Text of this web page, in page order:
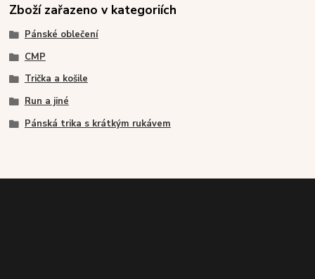
Zboží zařazeno v kategoriích
Pánské oblečení
CMP
Trička a košile
Run a jiné
Pánská trika s krátkým rukávem